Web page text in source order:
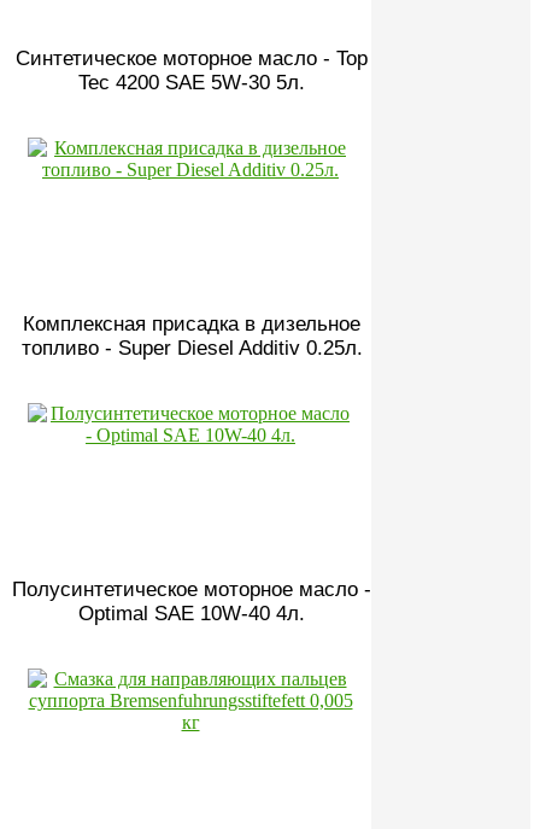
Синтетическое моторное масло - Top
Tec 4200 SAE 5W-30 5л.
Комплексная присадка в дизельное
топливо - Super Diesel Additiv 0.25л.
Полусинтетическое моторное масло -
Optimal SAE 10W-40 4л.